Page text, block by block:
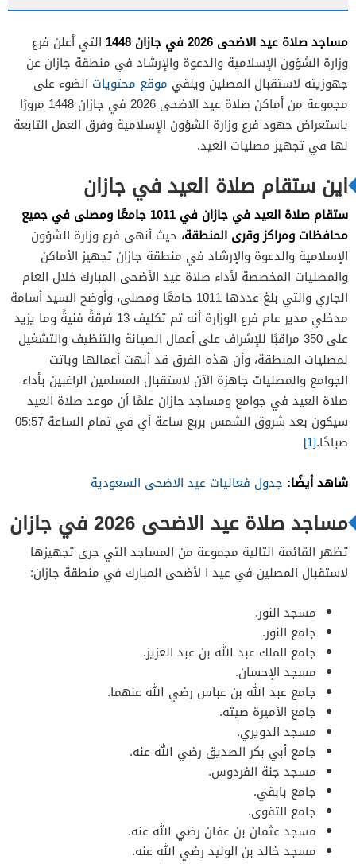
مساجد صلاة عيد الاضحى 2026 في جازان 1448
التي أعلن فرع
وزارة الشؤون الإسلامية والدعوة والإرشاد في منطقة جازان عن
جهوزيته لاستقبال المصلين ويلقي موقع محتويات الضوء على
مجموعة من أماكن صلاة عيد الاضحى 2026 في جازان 1448 مرورًا
باستعراض جهود فرع وزارة الشؤون الإسلامية وفرق العمل التابعة
لها في تجهيز مصليات العيد.
اين ستقام صلاة العيد في جازان
ستقام صلاة العيد في جازان في 1011 جامعًا ومصلى في جميع
محافظات ومراكز وقرى المنطقة، حيث أنهى فرع وزارة الشؤون
الإسلامية والدعوة والإرشاد في منطقة جازان تجهيز الأماكن
والمصليات المخصصة لأداء صلاة عيد الأضحى المبارك خلال العام
الجاري والتي بلغ عددها 1011 جامعًا ومصلى، وأوضح السيد أسامة
مدخلي مدير عام فرع الوزارة أنه تم تكليف 13 فرقةً فنيةً وما يزيد
على 350 مراقبًا للإشراف على أعمال الصيانة والتنظيف والتشغيل
لمصليات المنطقة، وأن هذه الفرق قد أنهت أعمالها وباتت
الجوامع والمصليات جاهزة الآن لاستقبال المسلمين الراغبين بأداء
صلاة العيد في جوامع ومساجد جازان علمًا أن موعد صلاة العيد
سيكون بعد شروق الشمس بربع ساعة أي في تمام الساعة 05:57
صباحًا.[1]
شاهد أيضًا: جدول فعاليات عيد الاضحى السعودية
مساجد صلاة عيد الاضحى 2026 في جازان
تظهر القائمة التالية مجموعة من المساجد التي جرى تجهيزها
لاستقبال المصلين في عيد ا لأضحى المبارك في منطقة جازان:
مسجد النور.
جامع النور.
جامع الملك عبد الله بن عبد العزيز.
مسجد الإحسان.
جامع عبد الله بن عباس رضي الله عنهما.
جامع الأميرة صيته.
مسجد الدويري.
جامع أبي بكر الصديق رضي الله عنه.
مسجد جنة الفردوس.
جامع بابقي.
جامع التقوى.
مسجد عثمان بن عفان رضي الله عنه.
مسجد خالد بن الوليد رضي الله عنه.